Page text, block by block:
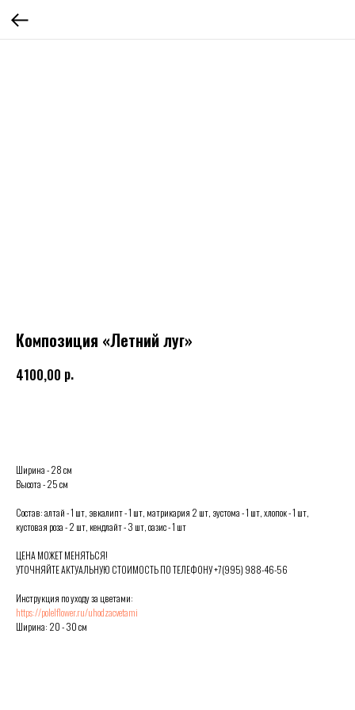
Композиция «Летний луг»
4100,00 р.
Ширина - 28 см
Высота - 25 см
Состав: алтай - 1 шт, эвкалипт - 1 шт, матрикария 2 шт, эустома - 1 шт, хлопок - 1 шт,
кустовая роза - 2 шт, кендлайт - 3 шт, оазис - 1 шт
ЦЕНА МОЖЕТ МЕНЯТЬСЯ!
УТОЧНЯЙТЕ АКТУАЛЬНУЮ СТОИМОСТЬ ПО ТЕЛЕФОНУ +7(995) 988-46-56
Инструкция по уходу за цветами:
https://polelflower.ru/uhodzacvetami
Ширина: 20 - 30 см